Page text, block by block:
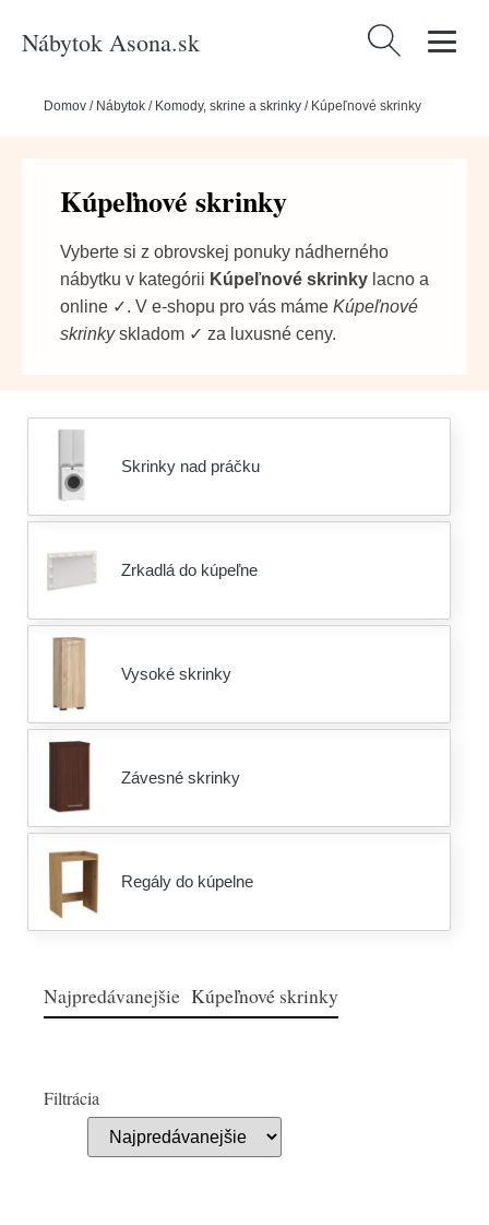
Nábytok Asona.sk Hľadať:
Domov / Nábytok / Komody, skrine a skrinky / Kúpeľnové skrinky
Kúpeľnové skrinky
Vyberte si z obrovskej ponuky nádherného
nábytku v kategórii Kúpeľnové skrinky lacno a
online ✓. V e-shopu pro vás máme Kúpeľnové
skrinkyskladom ✓ za luxusné ceny.
Skrinky nad práčku
Zrkadlá do kúpeľne
Vysoké skrinky
Závesné skrinky
Regály do kúpelne
Najpredávanejšie Kúpeľnové skrinky
Filtrácia